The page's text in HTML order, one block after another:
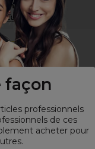
façon
professionnels
de ces
acheter pour
?
!